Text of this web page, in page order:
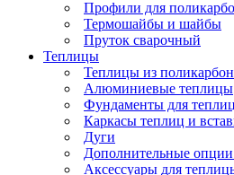
Профили для
Термошайбы и шайбы
Пруток сварочный
Теплицы
Теплицы из
Алюминиевые теплицы
Фундаменты для
Каркасы теплиц и
Дуги
Дополнительные
Аксессуары для